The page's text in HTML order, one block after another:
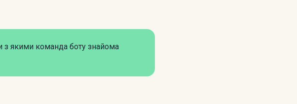
з якими команда боту знайома